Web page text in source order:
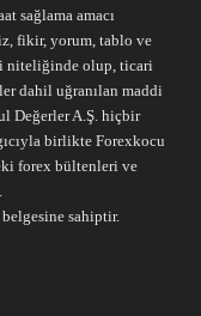
sağlama amacı
fikir, yorum, tablo ve
niteliğinde olup, ticari
dahil uğranılan maddi
Değerler A.Ş. hiçbir
birlikte Forexkocu
forex bültenleri ve
sahiptir.